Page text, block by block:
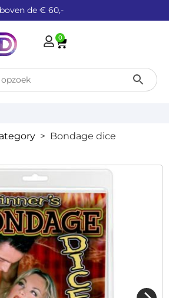
de € 60,-
0
> Bondage dice